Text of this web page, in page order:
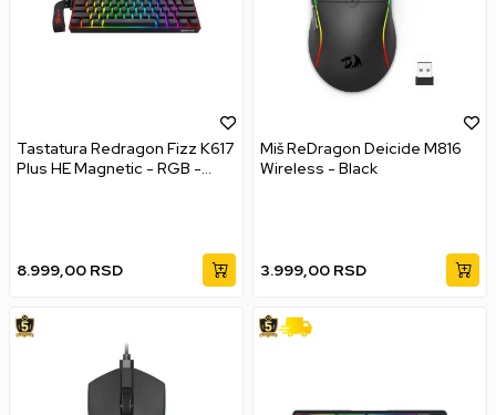
Tastatura Redragon Fizz K617
Plus HE Magnetic - RGB -
8.999,00 RSD
Miš ReDragon Deicide M816
Wireless - Black
3.999,00 RSD